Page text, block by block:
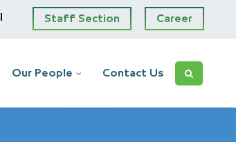
Staff Section Career
Our People Contact Us